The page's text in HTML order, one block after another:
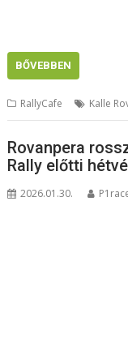
BŐVEBBEN
RallyCafe Kalle
Rovanpera
Rally előtti
2026.01.30.